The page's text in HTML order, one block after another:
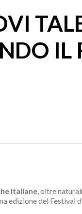
IL
italiane, oltre
edizione del Festival